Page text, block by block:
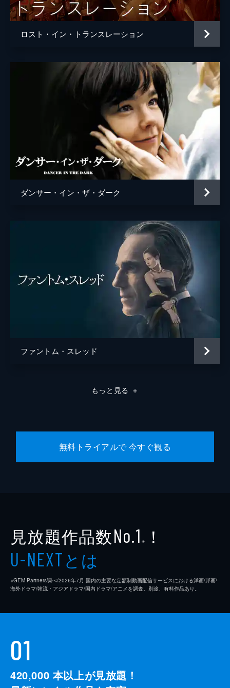
ロスト・イン・トランスレーション
ダンサー・イン・ザ・ダーク
ファントム・スレッド
もっと見る ＋
無料トライアルで 今すぐ観る
見放題作品数No.1 ※ ！
U-NEXTとは
※GEM Partners調べ/2026年7⽉ 国内の主要な定額制動画配信サービスにおける洋画/邦画/
海外ドラマ/韓流・アジアドラマ/国内ドラマ/アニメを調査。別途、有料作品あり。
01
420,000 本以上が見放題！